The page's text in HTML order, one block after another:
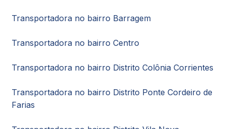
Transportadora no bairro Barragem
Transportadora no bairro Centro
Transportadora no bairro Distrito Colônia Corrientes
Transportadora no bairro Distrito Ponte Cordeiro de
Farias